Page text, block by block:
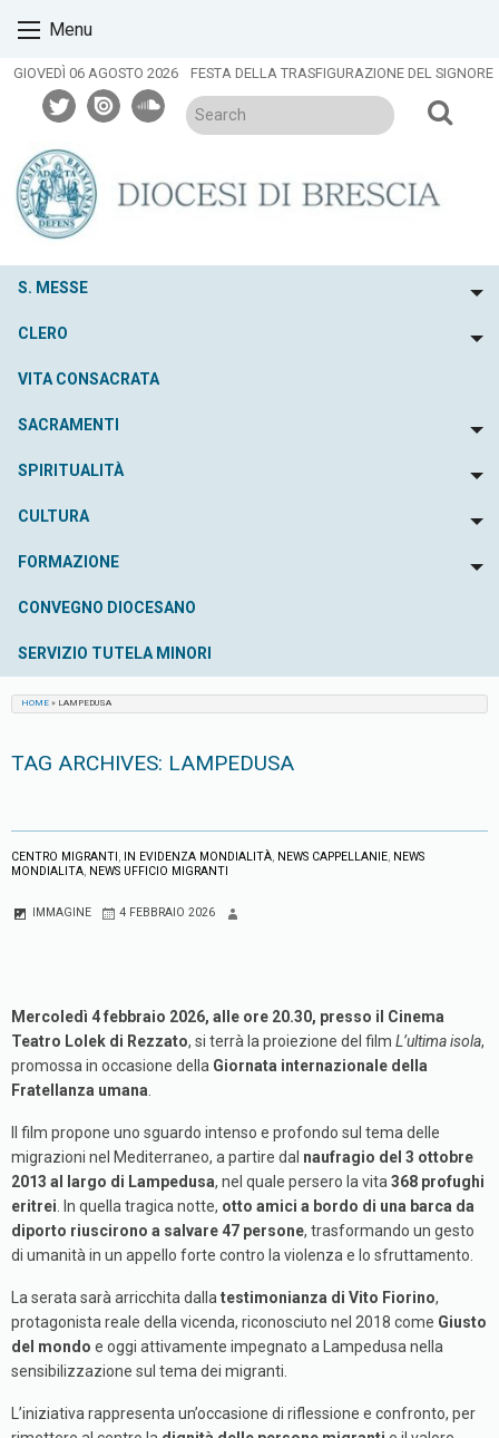
content
Menu
GIOVEDÌ 06 AGOSTO 2026 FESTA DELLA TRASFIGURAZIONE DEL SIGNORE
twitterissuusoundcloud
S. MESSE
CLERO
VITA CONSACRATA
SACRAMENTI
SPIRITUALITÀ
CULTURA
FORMAZIONE
CONVEGNO DIOCESANO
SERVIZIO TUTELA MINORI
HOME » LAMPEDUSA
TAG ARCHIVES: LAMPEDUSA
CENTRO MIGRANTI, IN EVIDENZA MONDIALITÀ, NEWS CAPPELLANIE, NEWS
MONDIALITA, NEWS UFFICIO MIGRANTI
IMMAGINE 4 FEBBRAIO 2026
Mercoledì 4 febbraio 2026, alle ore 20.30, presso il Cinema
Teatro Lolek di Rezzato, si terrà la proiezione del film L’ultima isola,
promossa in occasione della Giornata internazionale della
Fratellanza umana
Il film propone uno sguardo intenso e profondo sul tema delle
migrazioni nel Mediterraneo, a partire dal naufragio del 3 ottobre
2013 al largo di Lampedusa, nel quale persero la vita 368 profughi
eritrei . In quella tragica notte, otto amici a bordo di una barca da
diporto riuscirono a salvare 47 persone, trasformando un gesto
di umanità in un appello forte contro la violenza e lo sfruttamento.
La serata sarà arricchita dalla testimonianza di Vito Fiorino,
protagonista reale della vicenda, riconosciuto nel 2018 come Giusto
del mondo e oggi attivamente impegnato a Lampedusa nella
sensibilizzazione sul tema dei migranti.
L’iniziativa rappresenta un’occasione di riflessione e confronto, per